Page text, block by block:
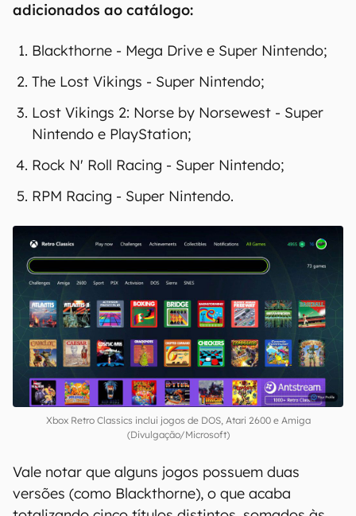
adicionados ao catálogo:
Blackthorne - Mega Drive e Super Nintendo;
The Lost Vikings - Super Nintendo;
Lost Vikings 2: Norse by Norsewest - Super
Nintendo e PlayStation;
Rock N' Roll Racing - Super Nintendo;
RPM Racing - Super Nintendo.
Xbox Retro Classics inclui jogos de DOS, Atari 2600 e Amiga
(Divulgação/Microsoft)
Vale notar que alguns jogos possuem duas
versões (como Blackthorne), o que acaba